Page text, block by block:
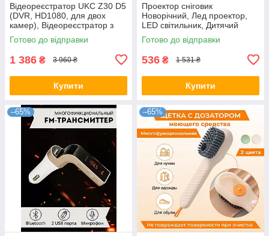
Відеореєстратор UKC Z30 D5
(DVR, HD1080, для двох
камер), Відеореєстратор з
двома камерами
Готово до відправки
1 386 ₴ 3 960 ₴
Купити
Проектор сніговик
Новорічний, Лед проектор,
LED світильник, Дитячий
світильник
Готово до відправки
536 ₴ 1 531 ₴
Купити
–65% –65%